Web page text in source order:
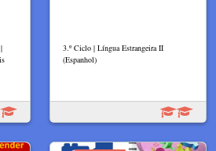
3.º Ciclo | Língua Estrangeira II
(Espanhol)